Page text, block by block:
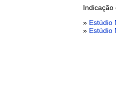
Indicação
» Estúdio
» Estúdio